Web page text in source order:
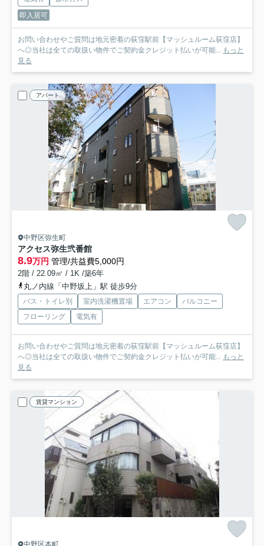
即入居可
お問い合わせやご質問は地元密着の荻窪駅前【マッシュルーム荻窪店】
へ◎当社は全ての取扱い物件でご契約金クレジット払いが可能... もっと
見る
アパート
中野区弥生町
アクセス弥生弐番館
8.9万円 管理/共益費5,000円
2階 / 22.09㎡ / 1K /築6年
丸ノ内線「中野坂上」駅 徒歩9分
バス・トイレ別 室内洗濯機置場 エアコン
バルコニー
フローリング
電気有
お問い合わせやご質問は地元密着の荻窪駅前【マッシュルーム荻窪店】
へ◎当社は全ての取扱い物件でご契約金クレジット払いが可能... もっと
見る
賃貸マンション